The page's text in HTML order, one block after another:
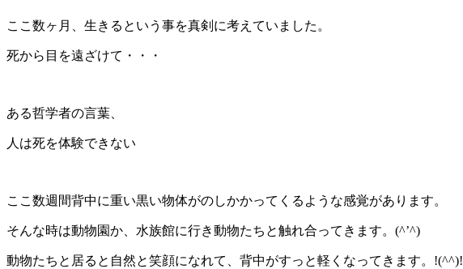
ここ数ヶ月、生きるという事を真剣に考えていました。
死から目を遠ざけて・・・
ある哲学者の言葉、
人は死を体験できない
ここ数週間背中に重い黒い物体がのしかかってくるような感覚があります。
そんな時は動物園か、水族館に行き動物たちと触れ合ってきます。(^’^)
動物たちと居ると自然と笑顔になれて、背中がすっと軽くなってきます。!(^^)!